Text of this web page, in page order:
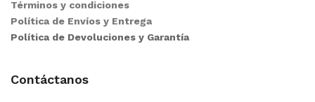
Términos y condiciones
Política de Envíos y Entrega
Política de Devoluciones y Garantía
Contáctanos